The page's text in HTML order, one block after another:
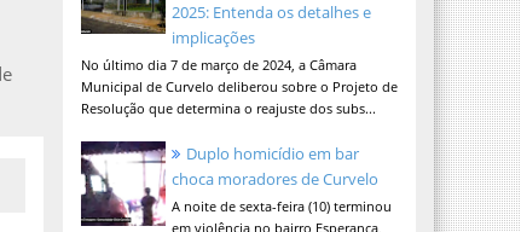
2025: Entenda os detalhes e
implicações
No último dia 7 de março de 2024, a Câmara
Municipal de Curvelo deliberou sobre o Projeto de
Resolução que determina o reajuste dos subs...
Duplo homicídio em bar
choca moradores de Curvelo
A noite de sexta-feira (10) terminou
em violência no bairro Esperança,